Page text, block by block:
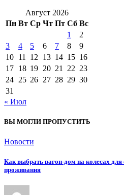
Август 2026
Пн Вт Ср Чт Пт Сб Вс
1
2
3
4 5 6 7 8
9
10 11 12 13 14 15 16
17 18 19 20 21 22 23
24 25 26 27 28 29 30
31
« Июл
ВЫ МОГЛИ ПРОПУСТИТЬ
Новости
Как выбрать вагон-дом на колесах для
проживания